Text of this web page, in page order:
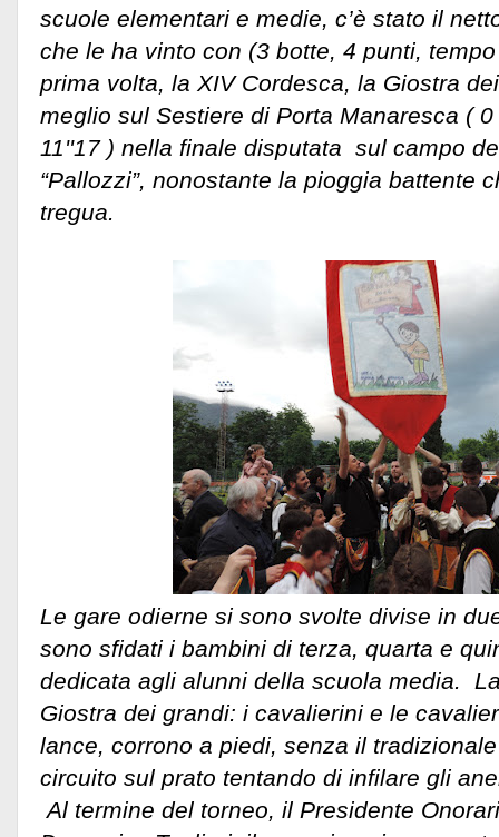
scuole elementari e medie, c’è stato il
che le ha vinto con (3 botte, 4 punti,
prima volta, la XIV Cordesca, la Giostra
meglio sul Sestiere di Porta Manaresca (
11''17 ) nella finale disputata sul campo
“Pallozzi”, nonostante la pioggia battente
tregua.
Le gare odierne si sono svolte divise in
sono sfidati i bambini di terza, quarta e
dedicata agli alunni della scuola media.
Giostra dei grandi: i cavalierini e le
lance, corrono a piedi, senza il
circuito sul prato tentando di infilare gli
Al termine del torneo, il Presidente